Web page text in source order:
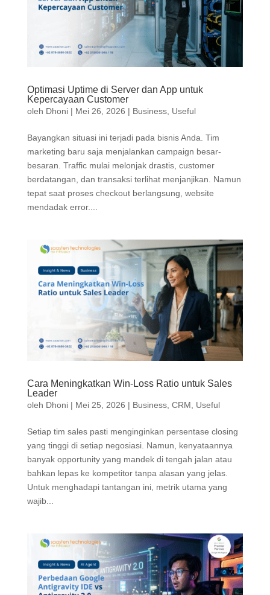
Optimasi Uptime di Server dan App untuk
Kepercayaan Customer
oleh Dhoni| Mei 26, 2026 | Business, Useful
Bayangkan situasi ini terjadi pada bisnis Anda. Tim
marketing baru saja menjalankan campaign besar-
besaran. Traffic mulai melonjak drastis, customer
berdatangan, dan transaksi terlihat menjanjikan. Namun
tepat saat proses checkout berlangsung, website
mendadak error....
Cara Meningkatkan Win-Loss Ratio untuk Sales
Leader
oleh Dhoni| Mei 25, 2026 | Business, CRM Useful
Setiap tim sales pasti menginginkan persentase closing
yang tinggi di setiap negosiasi. Namun, kenyataannya
banyak opportunity yang mandek di tengah jalan atau
bahkan lepas ke kompetitor tanpa alasan yang jelas.
Untuk menghadapi tantangan ini, metrik utama yang
wajib...